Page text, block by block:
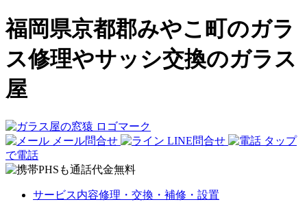
福岡県京都郡みやこ町のガラ
ス修理やサッシ交換のガラス
屋
メール問合せ LINE問合せ
タップ
で電話
サービス内容修理・交換・補修・設置